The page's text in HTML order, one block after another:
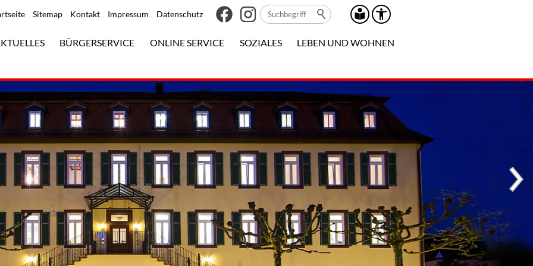
Sitemap Kontakt Impressum Datenschutz
BÜRGERSERVICE ONLINE SERVICE SOZIALES LEBEN UND WOHNEN